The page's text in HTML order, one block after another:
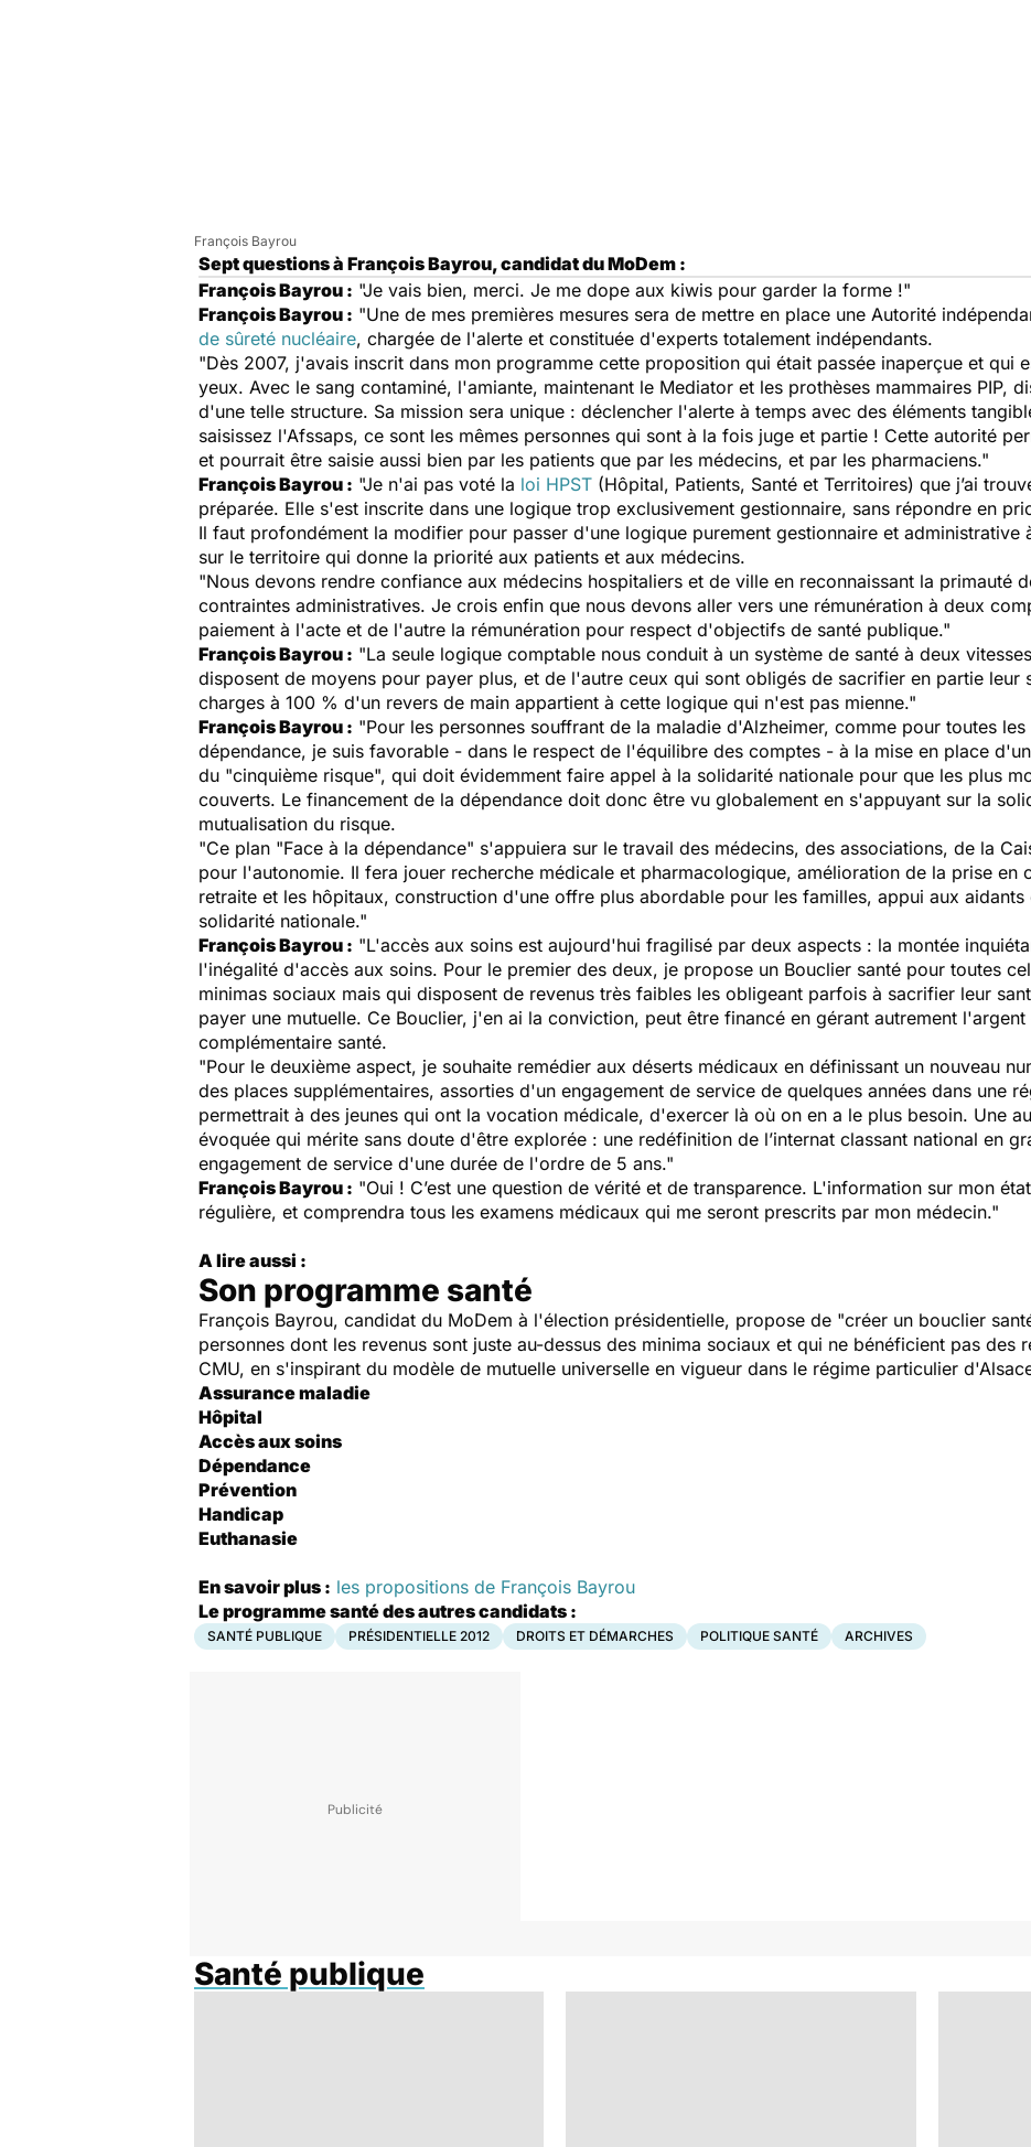
François Bayrou
Sept questions à François Bayrou, candidat du MoDem :
François Bayrou : "Je vais bien, merci. Je me dope aux kiwis pour garder la forme !"
François Bayrou : "Une de mes premières mesures sera de mettre en place une Autorité
de sûreté nucléaire, chargée de l'alerte et constituée d'experts totalement indépendants.
"Dès 2007, j'avais inscrit dans mon programme cette proposition qui était passée inaperçue et qui
yeux. Avec le sang contaminé, l'amiante, maintenant le Mediator et les prothèses mammaires PIP,
d'une telle structure. Sa mission sera unique : déclencher l'alerte à temps avec des éléments
saisissez l'Afssaps, ce sont les mêmes personnes qui sont à la fois juge et partie ! Cette autorité
et pourrait être saisie aussi bien par les patients que par les médecins, et par les pharmaciens."
François Bayrou : "Je n'ai pas voté la loi HPST (Hôpital, Patients, Santé et Territoires) que j’ai
préparée. Elle s'est inscrite dans une logique trop exclusivement gestionnaire, sans répondre en
Il faut profondément la modifier pour passer d'une logique purement gestionnaire et administrative
sur le territoire qui donne la priorité aux patients et aux médecins.
"Nous devons rendre confiance aux médecins hospitaliers et de ville en reconnaissant la primauté
contraintes administratives. Je crois enfin que nous devons aller vers une rémunération à deux
paiement à l'acte et de l'autre la rémunération pour respect d'objectifs de santé publique."
François Bayrou : "La seule logique comptable nous conduit à un système de santé à deux
disposent de moyens pour payer plus, et de l'autre ceux qui sont obligés de sacrifier en partie leur
charges à 100 % d'un revers de main appartient à cette logique qui n'est pas mienne."
François Bayrou : "Pour les personnes souffrant de la maladie d'Alzheimer, comme pour toutes
dépendance, je suis favorable - dans le respect de l'équilibre des comptes - à la mise en place
du "cinquième risque", qui doit évidemment faire appel à la solidarité nationale pour que les plus
couverts. Le financement de la dépendance doit donc être vu globalement en s'appuyant sur la
mutualisation du risque.
"Ce plan "Face à la dépendance" s'appuiera sur le travail des médecins, des associations, de la
pour l'autonomie. Il fera jouer recherche médicale et pharmacologique, amélioration de la prise en
retraite et les hôpitaux, construction d'une offre plus abordable pour les familles, appui aux
solidarité nationale."
François Bayrou : "L'accès aux soins est aujourd'hui fragilisé par deux aspects : la montée
l'inégalité d'accès aux soins. Pour le premier des deux, je propose un Bouclier santé pour toutes
minimas sociaux mais qui disposent de revenus très faibles les obligeant parfois à sacrifier leur
payer une mutuelle. Ce Bouclier, j'en ai la conviction, peut être financé en gérant autrement
complémentaire santé.
"Pour le deuxième aspect, je souhaite remédier aux déserts médicaux en définissant un nouveau
des places supplémentaires, assorties d'un engagement de service de quelques années dans une
permettrait à des jeunes qui ont la vocation médicale, d'exercer là où on en a le plus besoin. Une
évoquée qui mérite sans doute d'être explorée : une redéfinition de l’internat classant national en
engagement de service d'une durée de l'ordre de 5 ans."
François Bayrou : "Oui ! C’est une question de vérité et de transparence. L'information sur mon
régulière, et comprendra tous les examens médicaux qui me seront prescrits par mon médecin."
A lire aussi :
Son programme santé
François Bayrou, candidat du MoDem à l'élection présidentielle, propose de "créer un bouclier
personnes dont les revenus sont juste au-dessus des minima sociaux et qui ne bénéficient pas des
CMU, en s'inspirant du modèle de mutuelle universelle en vigueur dans le régime particulier
Assurance maladie
Hôpital
Accès aux soins
Dépendance
Prévention
Handicap
Euthanasie
En savoir plus : les propositions de François Bayrou
Le programme santé des autres candidats :
SANTÉ PUBLIQUE PRÉSIDENTIELLE 2012 DROITS ET DÉMARCHES POLITIQUE SANTÉ ARCHIVES
Santé publique